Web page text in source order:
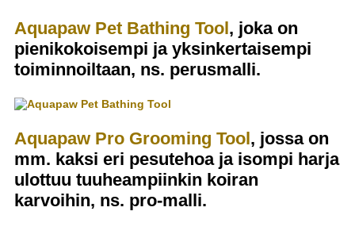
Aquapaw Pet Bathing Tool, joka on
pienikokoisempi ja yksinkertaisempi
toiminnoiltaan, ns. perusmalli.
Aquapaw Pro Grooming Tool, jossa on
mm. kaksi eri pesutehoa ja isompi harja
ulottuu tuuheampiinkin koiran
karvoihin, ns. pro-malli.